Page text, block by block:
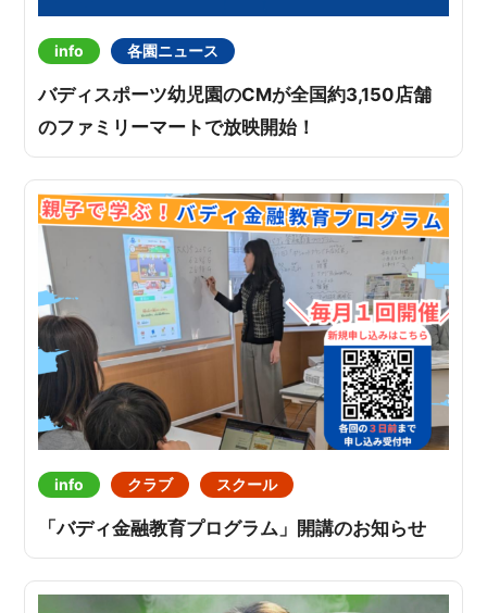
info 各園ニュース
バディスポーツ幼児園のCMが全国約3,150店舗
のファミリーマートで放映開始！
info クラブ スクール
「バディ金融教育プログラム」開講のお知らせ